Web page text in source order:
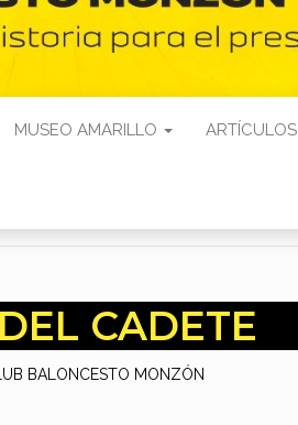
MUSEO AMARILLO ARTÍCULOS
CADETE
BALONCESTO MONZÓN